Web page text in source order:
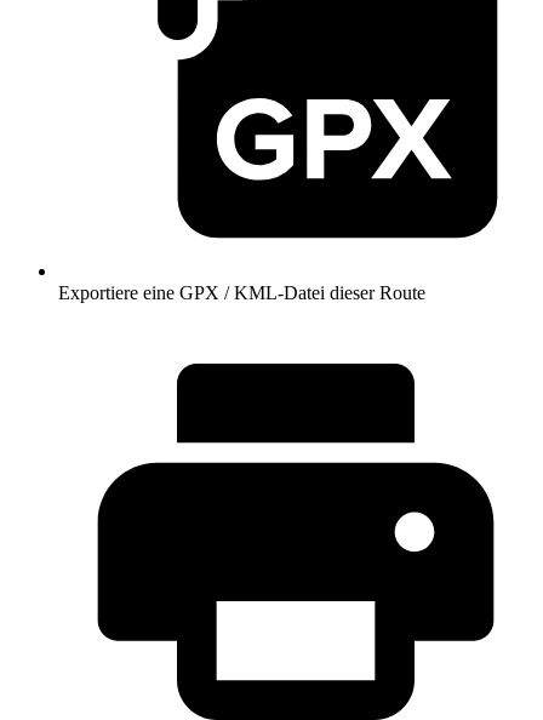
Exportiere eine GPX / KML-Datei dieser Route